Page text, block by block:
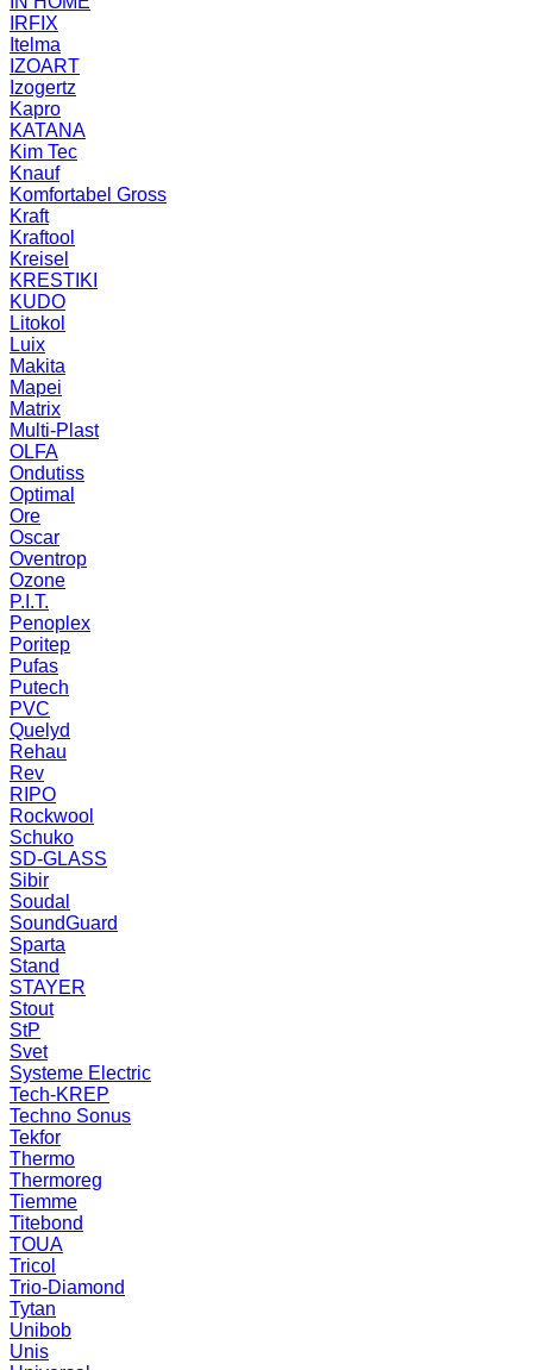
IRFIX
Itelma
IZOART
Izogertz
Kapro
KATANA
Kim Tec
Knauf
Komfortabel Gross
Kraft
Kraftool
Kreisel
KRESTIKI
KUDO
Litokol
Luix
Makita
Mapei
Matrix
Multi-Plast
OLFA
Ondutiss
Optimal
Ore
Oscar
Oventrop
Ozone
P.I.T.
Penoplex
Poritep
Pufas
Putech
PVC
Quelyd
Rehau
Rev
RIPO
Rockwool
Schuko
SD-GLASS
Sibir
Soudal
SoundGuard
Sparta
Stand
STAYER
Stout
StP
Svet
Systeme Electric
Tech-KREP
Techno Sonus
Tekfor
Thermo
Thermoreg
Tiemme
Titebond
TOUA
Tricol
Trio-Diamond
Tytan
Unibob
Unis